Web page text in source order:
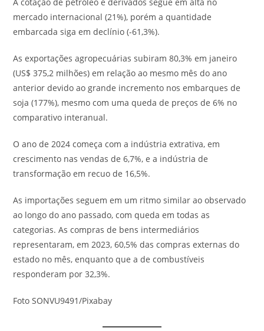
mercado internacional (21%), porém a quantidade
embarcada siga em declínio (-61,3%).
As exportações agropecuárias subiram 80,3% em janeiro
(US$ 375,2 milhões) em relação ao mesmo mês do ano
anterior devido ao grande incremento nos embarques de
soja (177%), mesmo com uma queda de preços de 6% no
comparativo interanual.
O ano de 2024 começa com a indústria extrativa, em
crescimento nas vendas de 6,7%, e a indústria de
transformação em recuo de 16,5%.
As importações seguem em um ritmo similar ao observado
ao longo do ano passado, com queda em todas as
categorias. As compras de bens intermediários
representaram, em 2023, 60,5% das compras externas do
estado no mês, enquanto que a de combustíveis
responderam por 32,3%.
Foto SONVU9491/Pixabay